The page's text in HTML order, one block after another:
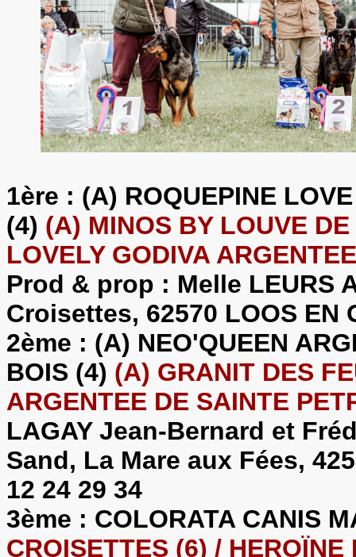
1ère : (A) ROQUEPINE
(4) (A) MINOS BY LOUVE
LOVELY GODIVA
Prod & prop : Melle LEURS
Croisettes, 62570 LOOS EN
2ème : (A) NEO'QUEEN
BOIS (4) (A) GRANIT DES
ARGENTEE DE SAINTE
LAGAY Jean-Bernard et
Sand, La Mare aux Fées,
12 24 29 34
3ème : COLORATA CANIS
CROISETTES (6) /